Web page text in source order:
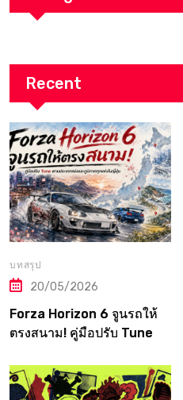
Recent
บทสรุป
20/05/2026
Forza Horizon 6 จูนรถให้
ตรงสนาม! คู่มือปรับ Tune
ทุกแห่งในญี่ปุ่น